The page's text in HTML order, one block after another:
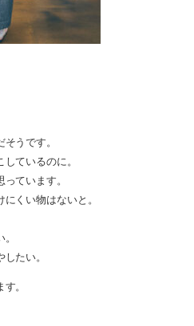
うです。
ているのに。
ています。
くい物はないと。
たい。
。